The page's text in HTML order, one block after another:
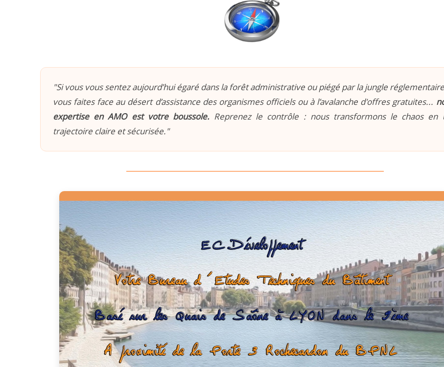
"Si vous vous sentez aujourd’hui égaré dans la forêt administrative ou piégé par la jungle
vous faites face au désert d’assistance des organismes officiels ou à l’avalanche d'offres gratuites...
expertise en AMO est votre boussole.Reprenez le contrôle : nous transformons le chaos en
trajectoire claire et sécurisée."